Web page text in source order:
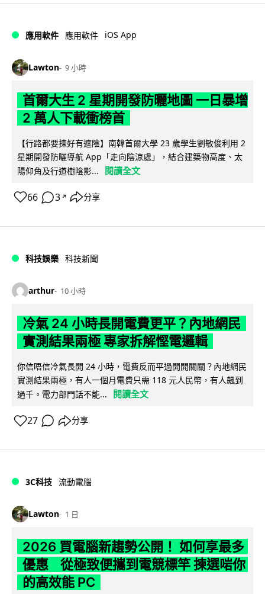
應用軟件 應用軟件 iOS App
Lawton 9 小時
首爾大生 2 星期開發防曬地圖 一日暴增
2 萬人下載衝榜首
【行路都要揀好有遮陰】南韓首爾大學 23 歲學生劉敏俊利用 2
星期開發防曬導航 App「走向陰涼處」，結合建築物高度、太
陽仰角及行道樹陰影...
閱讀全文
66 3 ↗ 分享
科技娛樂 科技新聞
arthur 10 小時
冷氣 24 小時長開電費更平？內地網民
實測結果兩極 專家拆解慳電邏輯
你信唔信冷氣長開 24 小時，電費反而平過開開關關？內地網民
實測結果兩極，有人一個月電費只需 118 元人民幣，有人飆到
過千。電力部門話不能...
閱讀全文
27 分享
3C科技 流動電腦
Lawton 1 日
2026 買電腦新趨勢公開！ 如何享最多
優惠 從極致便攜到電競標竿 揀選啱你
的高效能 PC